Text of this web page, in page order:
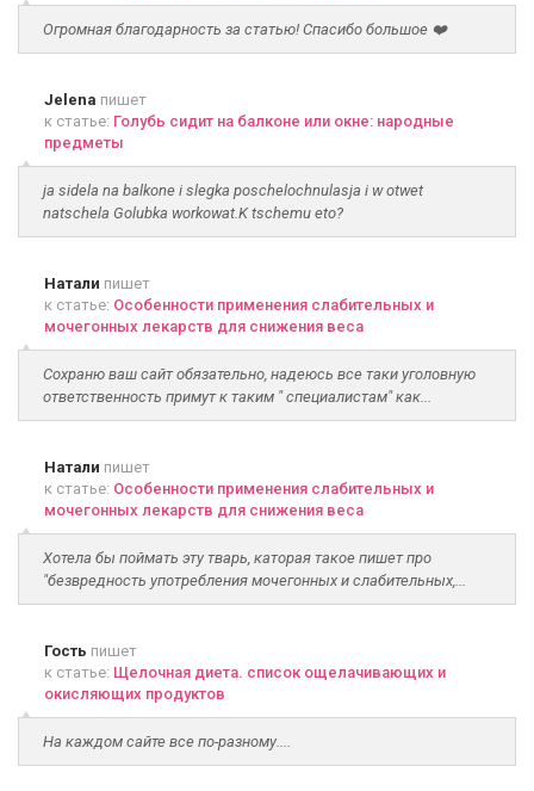
Огромная благодарность за статью! Спасибо большое ❤️
Jelena пишет
к статье: Голубь сидит на балконе или окне: народные
предметы
ja sidela na balkone i slegka poschelochnulasja i w otwet
natschela Golubka workowat.K tschemu eto?
Натали пишет
к статье: Особенности применения слабительных и
мочегонных лекарств для снижения веса
Сохраню ваш сайт обязательно, надеюсь все таки уголовную
ответственность примут к таким " специалистам" как...
Натали пишет
к статье: Особенности применения слабительных и
мочегонных лекарств для снижения веса
Хотела бы поймать эту тварь, каторая такое пишет про
"безвредность употребления мочегонных и слабительных,...
Гость пишет
к статье: Щелочная диета. список ощелачивающих и
окисляющих продуктов
На каждом сайте все по-разному....